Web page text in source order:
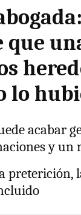
que
lo
acabar
y un